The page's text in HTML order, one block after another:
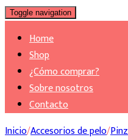
Toggle navigation
Home
Shop
¿Cómo comprar?
Sobre nosotros
Contacto
Inicio/Accesorios de pelo/